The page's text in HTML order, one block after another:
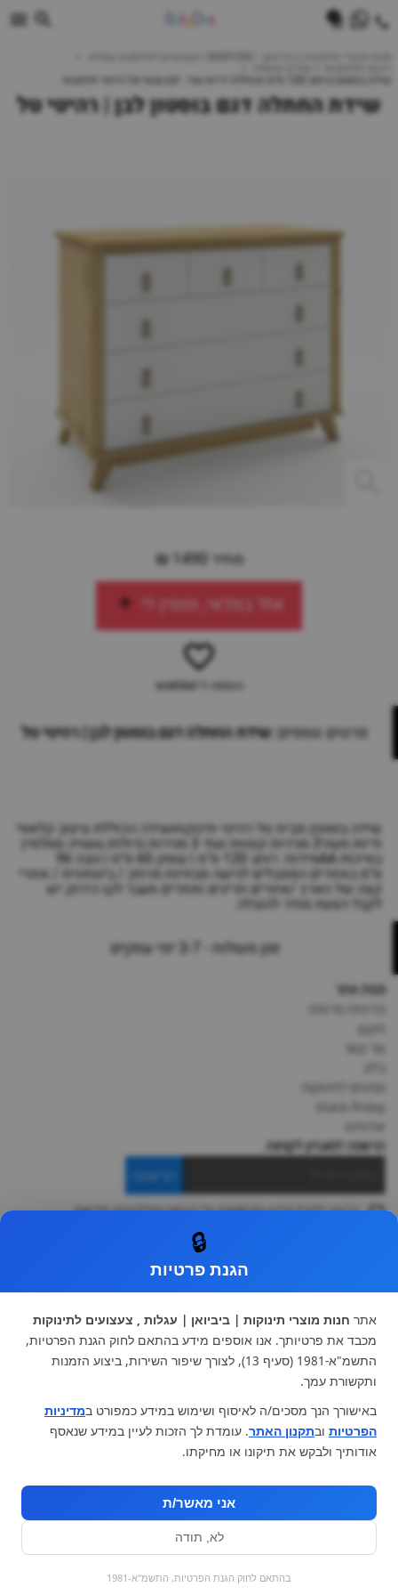
שידה בוסטון ברוחב 120 ס״מ הכוללת ידיות עור - לבן טבעי טל רהיטי תינוקות
שידת החתלה דגם בוסטון לבן | רהיטי טל
מחיר 1490 ₪
אזל במלאי, תזמין לי
הוספה ל-wishlist
פרטים נוספים:שידת החתלה דגם בוסטון לבן | רהיטי טל
שידה בוסטון מבית טל רהיטי תינוקותשידה הכוללת עיצוב קלאסי
ודיות מעור3 מגירות קטנות ועוד 3 מגירות גדולות.עשויה ממלמין
באיכות AAמידות: רוחב 120 ס"מ | עומק 60 ס"מ | גובה 96
ס"מ.באזורים המוגבלים לגישה מבחינת מרחק / ביטחונית / אזורי
קצה של הארץ /אזורים חריגים ואזורים מעבר לקו הירוק יש
לקבל הצעת מחיר להובלה.
זמן משלוח - 3-7 ימי עסקים
מפת אתר
צור קשר
מותגים לתינוקות
black-friday
אודותינו
הרשמה למועדון לקוחות
הרשמה
ברצוני לקבל מידע ופרסומות על הנחות וקולקציות חדשות
עגלות וטיולונים
כיסא בטיחות ואביזרים
ריהוט לתינוקות
מצעים למיטת תינוק וטקסטיל
צעצועי ילדים
על גלגלים
הנקה והאכלה
מוצרי אמבטיה
מוזמנים לבקר אותנו:
🔒
הגנת פרטיות
אתר חנות מוצרי תינוקות | ביביואן | עגלות , צעצועים לתינוקות
מכבד את פרטיותך. אנו אוספים מידע בהתאם לחוק הגנת הפרטיות,
התשמ"א-1981 (סעיף 13), לצורך שיפור השירות, ביצוע הזמנות
ותקשורת עמך.
באישורך הנך מסכים/ה לאיסוף ושימוש במידע כמפורט במדיניות
הפרטיות ובתקנון האתר. עומדת לך הזכות לעיין במידע שנאסף
אודותיך ולבקש את תיקונו או מחיקתו.
אני מאשר/ת
לא, תודה
בהתאם לחוק הגנת הפרטיות, התשמ"א-1981